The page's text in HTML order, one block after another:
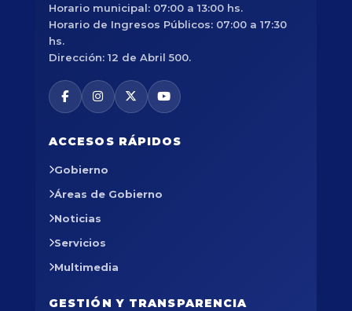
Horario municipal: 07:00 a 13:00 hs.
Horario de Ingresos Públicos: 07:00 a 17:30
hs.
Dirección: 12 de Abril 500.
ACCESOS RÁPIDOS
Gobierno
Áreas de Gobierno
Noticias
Servicios
Multimedia
GESTIÓN Y TRANSPARENCIA